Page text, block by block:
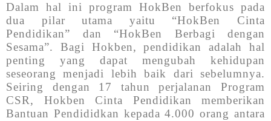
Dalam hal ini program HokBen berfokus pada
dua pilar utama yaitu “HokBen Cinta
Pendidikan” dan “HokBen Berbagi dengan
Sesama”. Bagi Hokben, pendidikan adalah hal
penting yang dapat mengubah kehidupan
seseorang menjadi lebih baik dari sebelumnya.
Seiring dengan 17 tahun perjalanan Program
CSR, Hokben Cinta Pendidikan memberikan
Bantuan Pendididkan kepada 4.000 orang antara